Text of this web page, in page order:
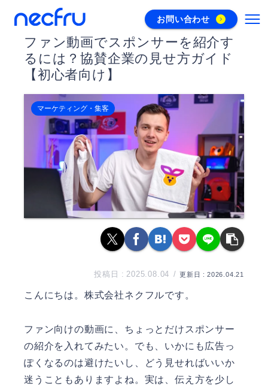
お問い合わせ
ファン動画でスポンサーを紹介す
るには？協賛企業の見せ方ガイド
【初心者向け】
マーケティング・集客
2025.08.04 2026.04.21
こんにちは。 株式会社ネクフルです。
ファン向けの動画に、ちょっとだけスポンサー
の紹介を入れてみたい。でも、いかにも広告っ
ぽくなるのは避けたいし、どう見せればいいか
迷うこともありますよね。実は、伝え方を少し